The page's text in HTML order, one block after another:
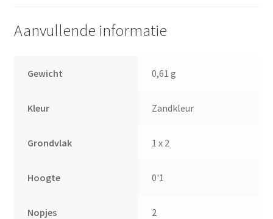
Aanvullende informatie
Gewicht 0,61 g
Kleur Zandkleur
Grondvlak 1 x 2
Hoogte 0'1
Nopjes 2